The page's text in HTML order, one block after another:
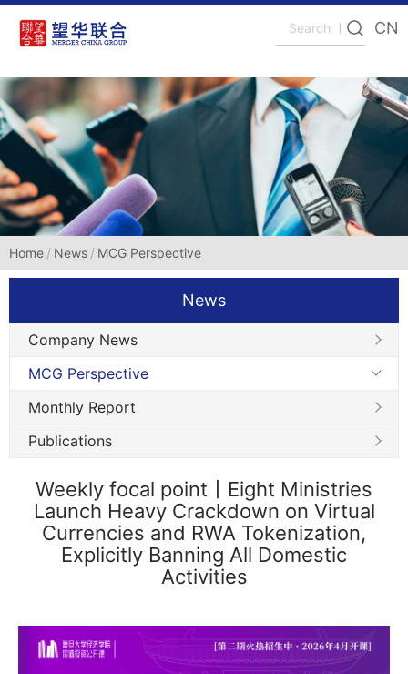
CN
Home News MCG Perspective
News
Company News
MCG Perspective
Monthly Report
Publications
Weekly focal point丨Eight Ministries
Launch Heavy Crackdown on Virtual
Currencies and RWA Tokenization,
Explicitly Banning All Domestic
Activities